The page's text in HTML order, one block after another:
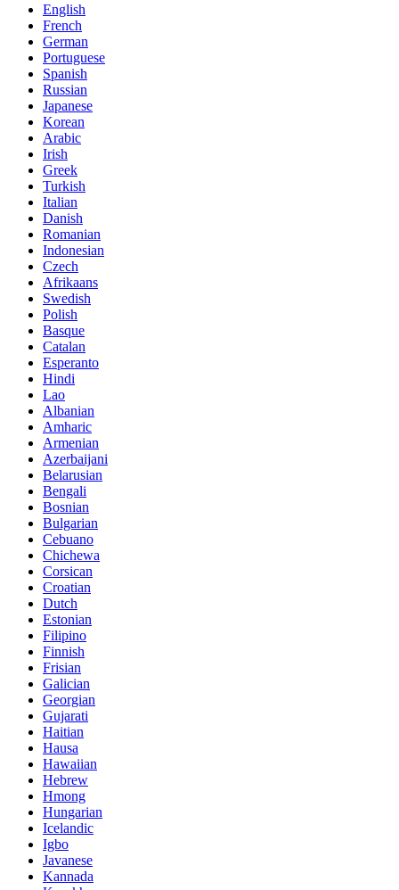
English
French
German
Portuguese
Spanish
Russian
Japanese
Korean
Arabic
Irish
Greek
Turkish
Italian
Danish
Romanian
Indonesian
Czech
Afrikaans
Swedish
Polish
Basque
Catalan
Esperanto
Hindi
Lao
Albanian
Amharic
Armenian
Azerbaijani
Belarusian
Bengali
Bosnian
Bulgarian
Cebuano
Chichewa
Corsican
Croatian
Dutch
Estonian
Filipino
Finnish
Frisian
Galician
Georgian
Gujarati
Haitian
Hausa
Hawaiian
Hebrew
Hmong
Hungarian
Icelandic
Igbo
Javanese
Kannada